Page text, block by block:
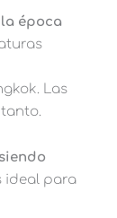
época
Las
ideal para